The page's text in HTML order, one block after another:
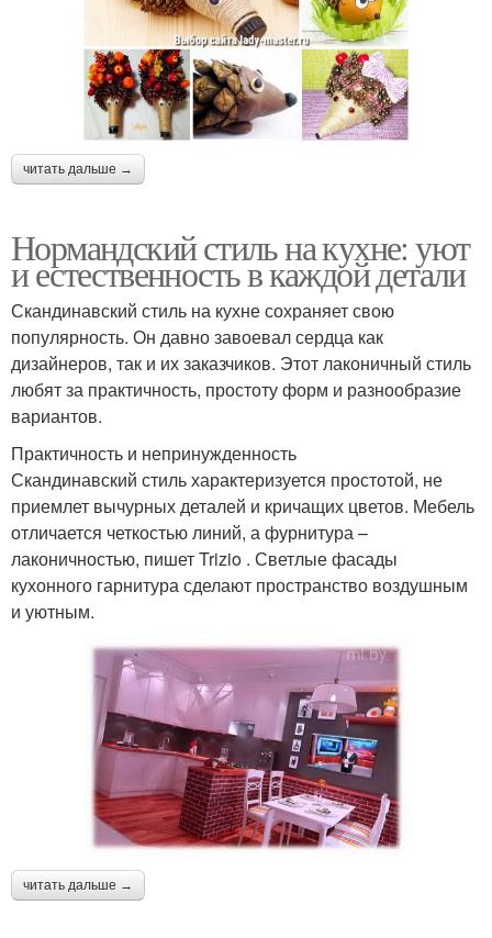
читать дальше →
Нормандский стиль на кухне: уют
и естественность в каждой детали
Скандинавский стиль на кухне сохраняет свою
популярность. Он давно завоевал сердца как
дизайнеров, так и их заказчиков. Этот лаконичный стиль
любят за практичность, простоту форм и разнообразие
вариантов.
Практичность и непринужденность
Скандинавский стиль характеризуется простотой, не
приемлет вычурных деталей и кричащих цветов. Мебель
отличается четкостью линий, а фурнитура –
лаконичностью, пишет Trizio . Светлые фасады
кухонного гарнитура сделают пространство воздушным
и уютным.
читать дальше →